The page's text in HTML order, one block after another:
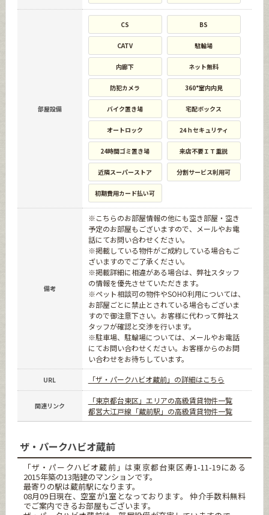
部屋設備
CS BS
CATV 駐輪場
内廊下 ネット無料
防犯カメラ 360°室内内見
バイク置き場 宅配ボックス
オートロック 24ｈセキュリティ
24時間ゴミ置き場 来店不要ＩＴ重説
近隣スーパーストア 分割サービス利用可
初期費用カード払い可
備考
※こちらのお部屋情報の他にも空き部屋・空き
予定のお部屋もございますので、メールやお電
話にてお問い合わせください。
※掲載している物件がご成約している場合もご
ざいますのでご了承ください。
※掲載詳細に相違がある場合は、弊社スタッフ
の情報を優先させていただきます。
※ペット相談可の物件やSOHO利用については、
お部屋ごとに禁止とされている場合もございま
すので御注意下さい。お客様に代わって弊社ス
タッフが確認と交渉を行います。
※駐車場、駐輪場については、メールやお電話
にてお問い合わせください。お客様からのお問
い合わせをお待ちしています。
URL 「ザ・パークハビオ蔵前」の詳細はこちら
関連リンク
「東京都台東区」エリアの高級賃貸物件一覧
都営大江戸線「蔵前駅」の高級賃貸物件一覧
ザ・パークハビオ蔵前
「ザ・パークハビオ蔵前」は東京都台東区寿1-11-19にある
2015年築の13階建のマンションです。
最寄りの駅は蔵前駅になります。
08月09日現在、空室が1室となっております。 仲介手数料無料
でご案内できるお部屋もございます。